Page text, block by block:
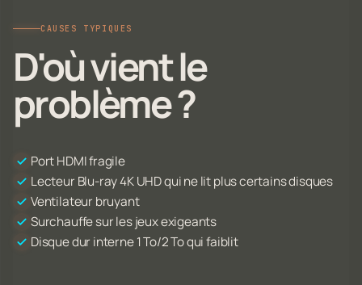
CAUSES TYPIQUES
D'où vient le
problème ?
Port HDMI fragile
Lecteur Blu-ray 4K UHD qui ne lit plus certains disques
Ventilateur bruyant
Surchauffe sur les jeux exigeants
Disque dur interne 1 To/2 To qui faiblit